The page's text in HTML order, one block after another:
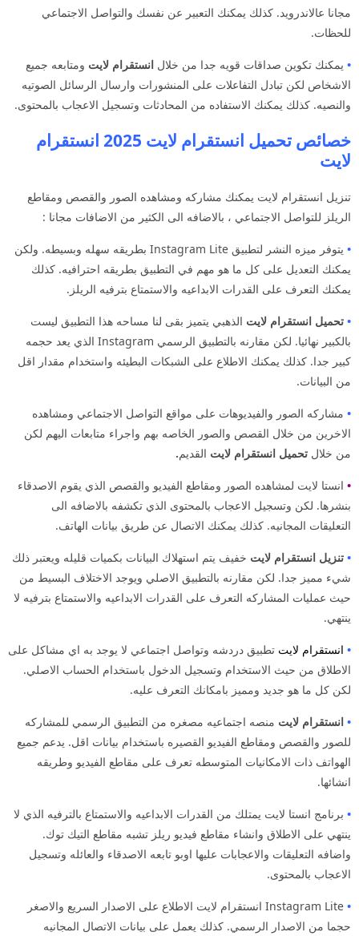
مجانا عالاندرويد. كذلك يمكنك التعبير عن نفسك والتواصل الاجتماعي
للحظات.
• يمكنك تكوين صداقات قويه جدا من خلال انستقرام لايت ومتابعه جميع
الاشخاص لكن تبادل التفاعلات على المنشورات وارسال الرسائل الصوتيه
والنصيه. كذلك يمكنك الاستفاده من المحادثات وتسجيل الاعجاب بالمحتوى.
خصائص تحميل انستقرام لايت 2025 انستقرام
لايت
تنزيل انستقرام لايت يمكنك مشاركه ومشاهده الصور والقصص ومقاطع
الريلز للتواصل الاجتماعي ، بالاضافه الى الكثير من الاضافات مجانا :
•
يتوفر ميزه النشر لتطبيق Instagram Lite بطريقه سهله وبسيطه. ولكن
يمكنك التعديل على كل ما هو مهم في التطبيق بطريقه احترافيه. كذلك
يمكنك التعرف على القدرات الابداعيه والاستمتاع بترفيه الريلز.
• تحميل انستقرام لايت الذهبي يتميز بقى لنا مساحه هذا التطبيق ليست
بالكبير نهائيا. لكن مقارنه بالتطبيق الرسمي Instagram الذي يعد حجمه
كبير جدا. كذلك يمكنك الاطلاع على الشبكات البطيئه واستخدام مقدار اقل
من البيانات.
• مشاركه الصور والفيديوهات على مواقع التواصل الاجتماعي ومشاهده
الاخرين من خلال القصص والصور الخاصه بهم واجراء متابعات اليهم لكن
من خلال تحميل انستقرام لايت القديم.
• انستا لايت لمشاهده الصور ومقاطع الفيديو والقصص الذي يقوم الاصدقاء
بنشرها. لكن وتسجيل الاعجاب بالمحتوى الذي تكشفه بالاضافه الى
التعليقات المجانيه. كذلك يمكنك الاتصال عن طريق بيانات الهاتف.
• تنزيل انستقرام لايت خفيف يتم استهلاك البيانات بكميات قليله ويعتبر ذلك
شيء مميز جدا. لكن مقارنه بالتطبيق الاصلي ويوجد الاختلاف البسيط من
حيث عمليات المشاركه التعرف على القدرات الابداعيه والاستمتاع بترفيه لا
ينتهي.
• انستقرام لايت تطبيق دردشه وتواصل اجتماعي لا يوجد به اي مشاكل على
الاطلاق من حيث الاستخدام وتسجيل الدخول باستخدام الحساب الاصلي.
لكن كل ما هو جديد ومميز بامكانك التعرف عليه.
• انستقرام لايت منصه اجتماعيه مصغره من التطبيق الرسمي للمشاركه
للصور والقصص ومقاطع الفيديو القصيره باستخدام بيانات اقل. يدعم جميع
الهواتف ذات الامكانيات المتوسطه تعرف على مقاطع الفيديو وطريقه
انشائها.
• برنامج انستا لايت يمتلك من القدرات الابداعيه والاستمتاع بالترفيه الذي لا
ينتهي على الاطلاق وانشاء مقاطع فيديو ريلز تشبه مقاطع التيك توك.
واضافه التعليقات والاعجابات عليها اوبو تابعه الاصدقاء والعائله وتسجيل
الاعجاب بالمحتوى.
•
Instagram Lite انستقرام لايت الاطلاع على الاصدار السريع والاصغر
حجما من الاصدار الرسمي. كذلك يعمل على بيانات الاتصال المجانيه